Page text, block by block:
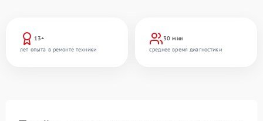
13+
лет опыта в ремонте техники
30 мин
среднее время диагностики